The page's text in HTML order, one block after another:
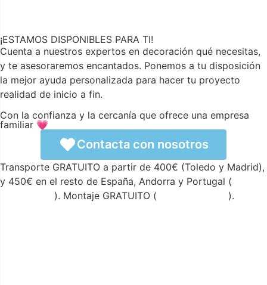
¡ESTAMOS DISPONIBLES PARA TI!
Cuenta a nuestros expertos en decoración qué necesitas,
y te asesoraremos encantados. Ponemos a tu disposición
la mejor ayuda personalizada para hacer tu proyecto
realidad de inicio a fin.
Con la confianza y la cercanía que ofrece una empresa
familiar 💗
Contacta con nosotros
Transporte GRATUITO a partir de 400€ (Toledo y Madrid),
y 450€ en el resto de España, Andorra y Portugal (
). Montaje GRATUITO ( ).